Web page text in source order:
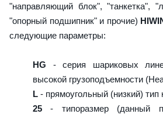
"направляющий блок", "танкетка",
"опорный подшипник" и прочие)
следующие параметры:
HG - серия шариковых
высокой грузоподъемности
L - прямоугольный (низкий) тип
25 - типоразмер (данный